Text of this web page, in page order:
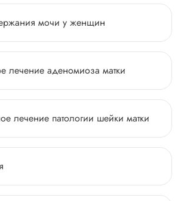
мочи у женщин
лечение аденомиоза матки
лечение патологии шейки матки